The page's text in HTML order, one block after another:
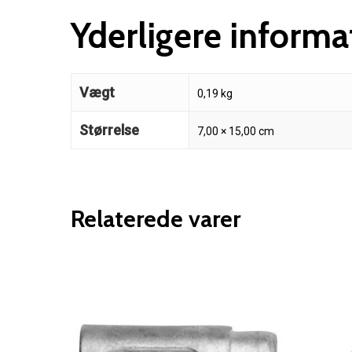
Yderligere
Vægt 0,19 kg
Størrelse 7,00 × 15,00 cm
Relaterede varer